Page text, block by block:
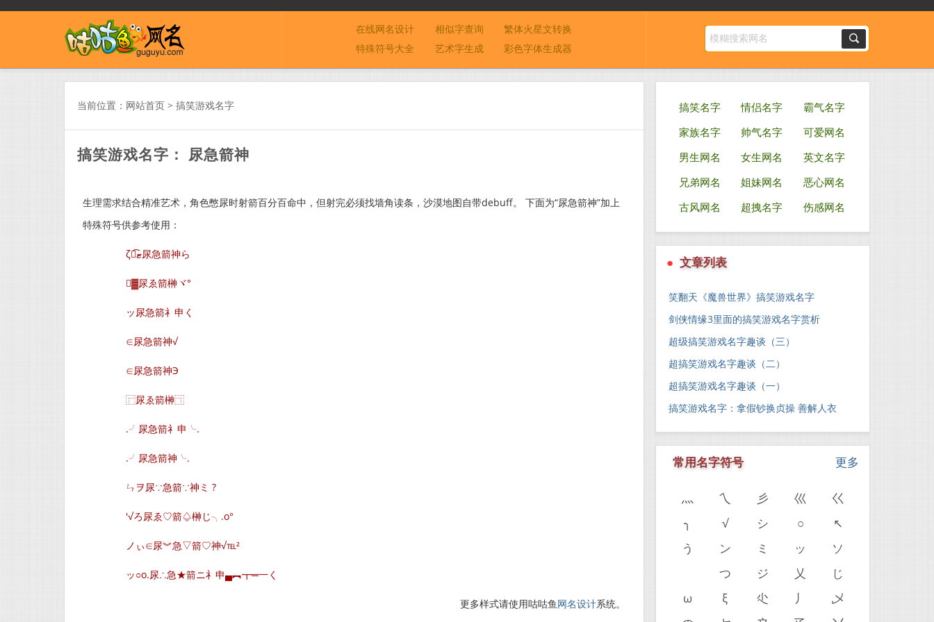
在线网名设计 相似字查询
繁体火星文转换
特殊符号大全
艺术字生成 彩色字体生成器
当前位置： 网站首页 > 搞笑游戏名字
搞笑游戏名字： 尿急箭神
生理需求结合精准艺术，角色憋尿时射箭百分百命中，但射完必须找墙角读条，沙漠地图自带debuff。 下面为“尿急箭神”加上
特殊符号供参考使用：
ζั͡ޓ尿急箭神ら
▓尿ゑ箭榊ヾ°
ッ尿急箭礻申く
∈尿急箭神√
∈尿急箭神Э
⿸尿ゑ箭榊⿹
.╯尿急箭礻申╰.
.╯尿急箭神╰.
ㄣヲ尿∵急箭∵神ミ ?
′√ろ尿ゑ♡箭♤榊じ╮.o°
ノぃ∈尿︾急▽箭♡神√℡²
ッ○o.尿∴急★箭ニ礻申▄︻┳═一く
更多样式请使用咕咕鱼网名设计系统。
搞笑名字 情侣名字
霸气名字
家族名字
帅气名字
可爱网名
男生网名
女生网名
英文名字
兄弟网名
姐妹网名
恶心网名
古风网名
超拽名字 伤感网名
● 文章列表
笑翻天《魔兽世界》搞笑游戏名字
剑侠情缘3里面的搞笑游戏名字赏析
超级搞笑游戏名字趣谈（三）
超搞笑游戏名字趣谈（二）
超搞笑游戏名字趣谈（一）
搞笑游戏名字：拿假钞换贞操 善解人衣
更多
常用名字符号
灬 乀 彡 巛
巜
╮
√ シ ○
↖
う
ン ミ ッ
ソ
つ ジ 乂
じ
ω
ξ 尐 丿
乄